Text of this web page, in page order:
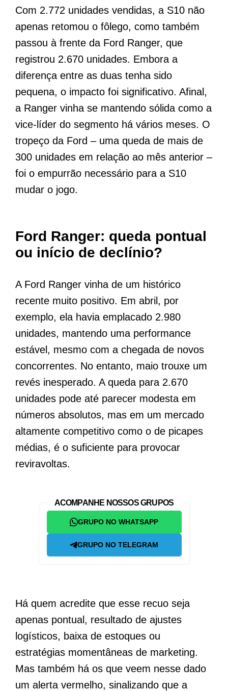
Com 2.772 unidades vendidas, a S10 não
apenas retomou o fôlego, como também
passou à frente da Ford Ranger, que
registrou 2.670 unidades. Embora a
diferença entre as duas tenha sido
pequena, o impacto foi significativo. Afinal,
a Ranger vinha se mantendo sólida como a
vice-líder do segmento há vários meses. O
tropeço da Ford – uma queda de mais de
300 unidades em relação ao mês anterior –
foi o empurrão necessário para a S10
mudar o jogo.
Ford Ranger: queda pontual
ou início de declínio?
A Ford Ranger vinha de um histórico
recente muito positivo. Em abril, por
exemplo, ela havia emplacado 2.980
unidades, mantendo uma performance
estável, mesmo com a chegada de novos
concorrentes. No entanto, maio trouxe um
revés inesperado. A queda para 2.670
unidades pode até parecer modesta em
números absolutos, mas em um mercado
altamente competitivo como o de picapes
médias, é o suficiente para provocar
reviravoltas.
ACOMPANHE NOSSOS GRUPOS
GRUPO NO WHATSAPP
GRUPO NO TELEGRAM
Há quem acredite que esse recuo seja
apenas pontual, resultado de ajustes
logísticos, baixa de estoques ou
estratégias momentâneas de marketing.
Mas também há os que veem nesse dado
um alerta vermelho, sinalizando que a